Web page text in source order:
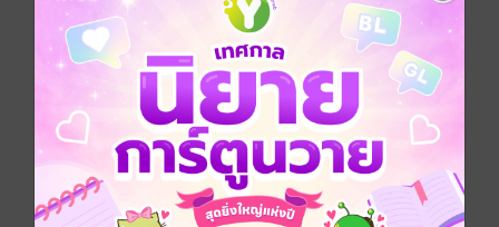
โรมานซ์ 18+
คนในเครื่องแบบ
ประเภทไฟล์ pdf, epub
วันที่วางขาย 25 พฤษภาคม 2564